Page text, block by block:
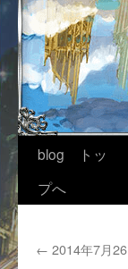
blog トッ
プへ
← 2014年7月